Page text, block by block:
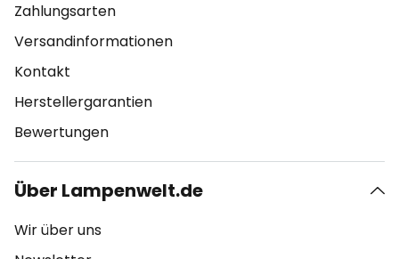
Zahlungsarten
Versandinformationen
Kontakt
Herstellergarantien
Bewertungen
Über Lampenwelt.de
Wir über uns